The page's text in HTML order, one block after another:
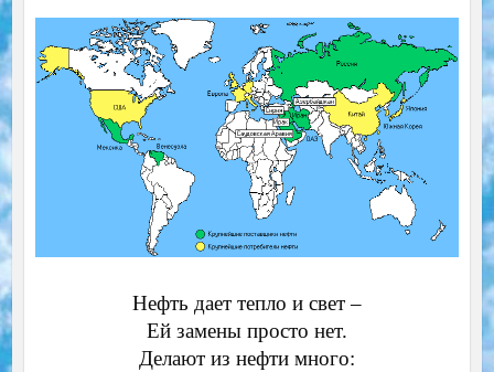
Нефть дает тепло и свет –
Ей замены просто нет.
Делают из нефти много: